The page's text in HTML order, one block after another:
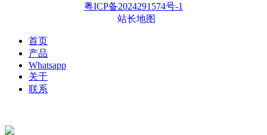
粤ICP备2024291574号-1
站长地图
首页
产品
Whatsapp
关于
联系